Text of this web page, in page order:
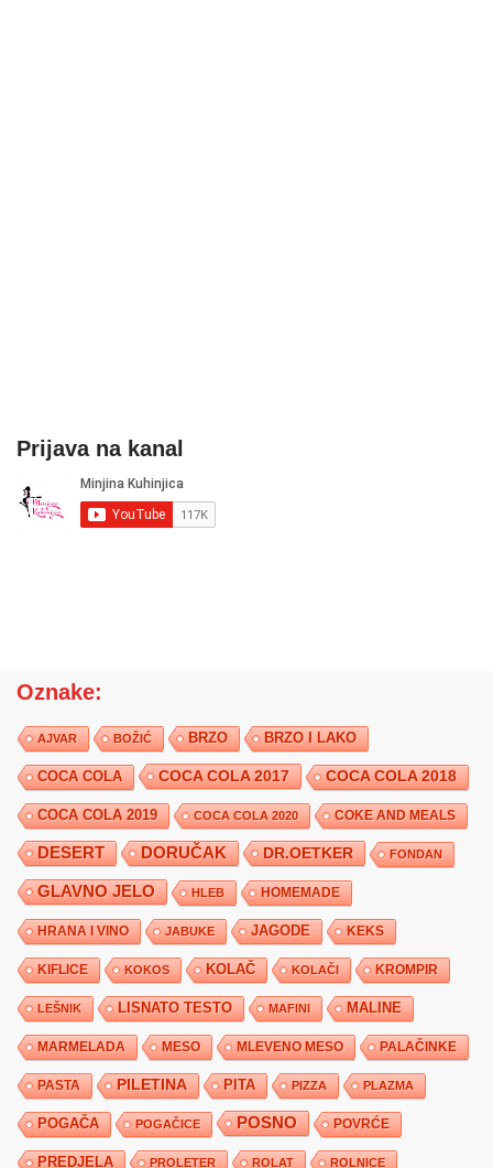
Prijava na kanal
Oznake:
AJVAR BOŽIĆ BRZO BRZO I LAKO
COCA COLA COCA COLA 2017 COCA COLA 2018
COCA COLA 2019 COCA COLA 2020 COKE AND MEALS
DESERT DORUČAK DR.OETKER FONDAN
GLAVNO JELO HLEB HOMEMADE
HRANA I VINO JABUKE JAGODE KEKS
KIFLICE KOKOS KOLAČ KOLAČI KROMPIR
LEŠNIK LISNATO TESTO MAFINI MALINE
MARMELADA MESO MLEVENO MESO PALAČINKE
PASTA PILETINA PITA PIZZA PLAZMA
POGAČA POGAČICE POSNO POVRĆE
PREDJELA PROLETER ROLAT ROLNICE